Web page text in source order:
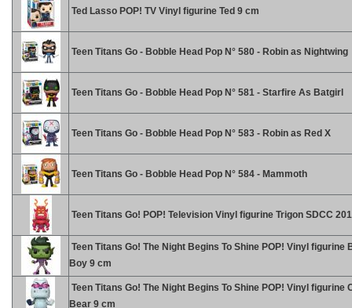
Ted Lasso POP! TV Vinyl figurine Ted 9 cm
Teen Titans Go - Bobble Head Pop N° 580 - Robin as Nightwing
Teen Titans Go - Bobble Head Pop N° 581 - Starfire As Batgirl
Teen Titans Go - Bobble Head Pop N° 583 - Robin as Red X
Teen Titans Go - Bobble Head Pop N° 584 - Mammoth
Teen Titans Go! POP! Television Vinyl figurine Trigon SDCC
Teen Titans Go! The Night Begins To Shine POP! Vinyl figurine
Boy 9 cm
Teen Titans Go! The Night Begins To Shine POP! Vinyl figurine
Bear 9 cm